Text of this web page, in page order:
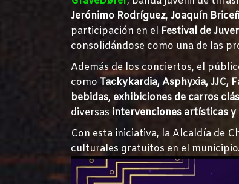
Jerónimo Rodríguez, Joaquín
participación en el Festival de
consolidándose como una de las
Además de los conciertos, el
como Tackykardia, Asphyxia, JJC,
bebidas, exhibiciones de carros
diversas intervenciones artísticas
Con esta iniciativa, la Alcaldía de
culturales gratuitos en el municipio.